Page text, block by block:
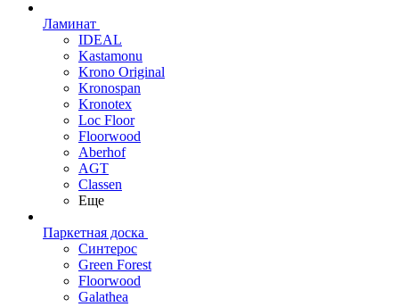
Ламинат
IDEAL
Kastamonu
Krono Original
Kronospan
Kronotex
Loc Floor
Floorwood
Aberhof
AGT
Classen
Еще
Паркетная доска
Синтерос
Green Forest
Floorwood
Galathea